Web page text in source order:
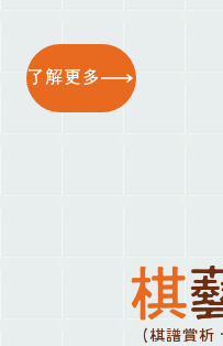
了解更多
(棋譜賞析